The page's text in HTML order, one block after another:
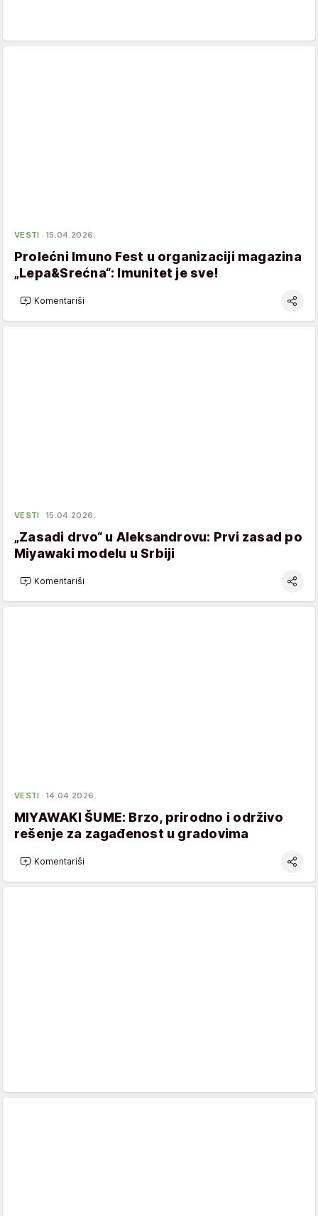
VESTI 15.04.2026.
Prolećni Imuno Fest u organizaciji magazina
„Lepa&Srećna“: Imunitet je sve!
Komentariši
VESTI 15.04.2026.
„Zasadi drvo“ u Aleksandrovu: Prvi zasad po
Miyawaki modelu u Srbiji
Komentariši
VESTI 14.04.2026.
MIYAWAKI ŠUME: Brzo, prirodno i održivo
rešenje za zagađenost u gradovima
Komentariši